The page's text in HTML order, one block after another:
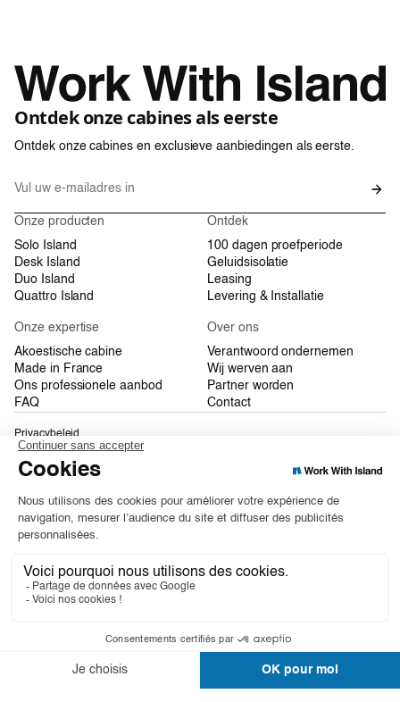
Ontdek onze cabines als eerste
Ontdek onze cabines en exclusieve aanbiedingen als eerste.
Onze producten
Solo Island
Desk Island
Duo Island
Quattro Island
Ontdek
100 dagen proefperiode
Geluidsisolatie
Leasing
Levering & Installatie
Onze expertise
Akoestische cabine
Made in France
Ons professionele aanbod
FAQ
Over ons
Verantwoord ondernemen
Wij werven aan
Partner worden
Contact
Privacybeleid
Algemene Verkoopvoorwaarden
Sitemap
Solo Desk
©2026 Work With Island